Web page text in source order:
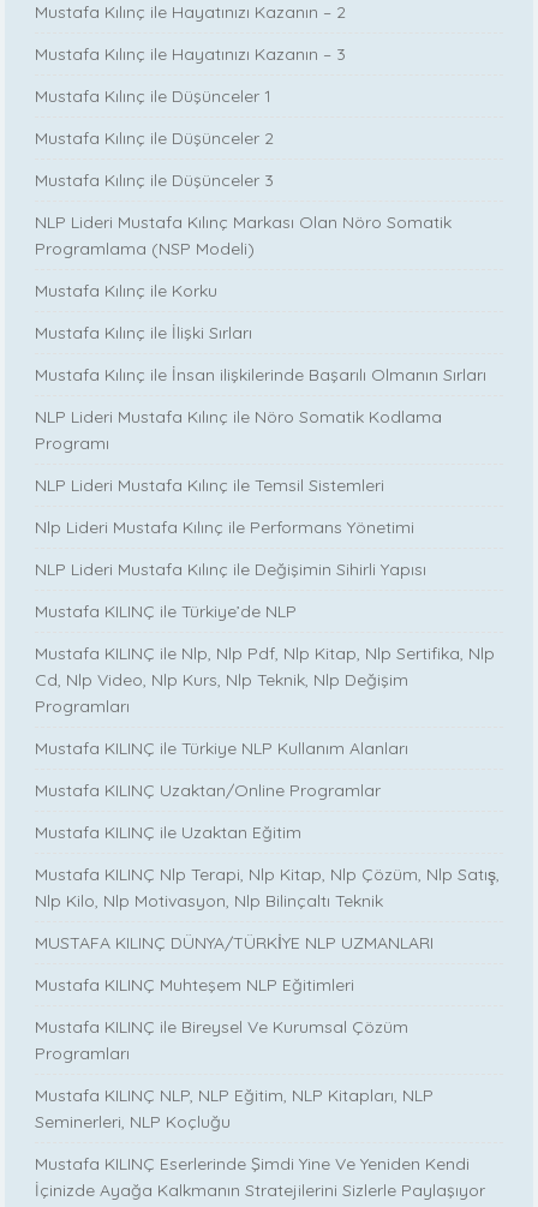
Mustafa Kılınç ile Hayatınızı Kazanın – 2
Mustafa Kılınç ile Hayatınızı Kazanın – 3
Mustafa Kılınç ile Düşünceler 1
Mustafa Kılınç ile Düşünceler 2
Mustafa Kılınç ile Düşünceler 3
NLP Lideri Mustafa Kılınç Markası Olan Nöro Somatik
Programlama (NSP Modeli)
Mustafa Kılınç ile Korku
Mustafa Kılınç ile İlişki Sırları
Mustafa Kılınç ile İnsan ilişkilerinde Başarılı Olmanın Sırları
NLP Lideri Mustafa Kılınç ile Nöro Somatik Kodlama
Programı
NLP Lideri Mustafa Kılınç ile Temsil Sistemleri
Nlp Lideri Mustafa Kılınç ile Performans Yönetimi
NLP Lideri Mustafa Kılınç ile Değişimin Sihirli Yapısı
Mustafa KILINÇ ile Türkiye’de NLP
Mustafa KILINÇ ile Nlp, Nlp Pdf, Nlp Kitap, Nlp Sertifika, Nlp
Cd, Nlp Video, Nlp Kurs, Nlp Teknik, Nlp Değişim
Programları
Mustafa KILINÇ ile Türkiye NLP Kullanım Alanları
Mustafa KILINÇ Uzaktan/Online Programlar
Mustafa KILINÇ ile Uzaktan Eğitim
Mustafa KILINÇ Nlp Terapi, Nlp Kitap, Nlp Çözüm, Nlp Satış,
Nlp Kilo, Nlp Motivasyon, Nlp Bilinçaltı Teknik
MUSTAFA KILINÇ DÜNYA/TÜRKİYE NLP UZMANLARI
Mustafa KILINÇ Muhteşem NLP Eğitimleri
Mustafa KILINÇ ile Bireysel Ve Kurumsal Çözüm
Programları
Mustafa KILINÇ NLP, NLP Eğitim, NLP Kitapları, NLP
Seminerleri, NLP Koçluğu
Mustafa KILINÇ Eserlerinde Şimdi Yine Ve Yeniden Kendi
İçinizde Ayağa Kalkmanın Stratejilerini Sizlerle Paylaşıyor